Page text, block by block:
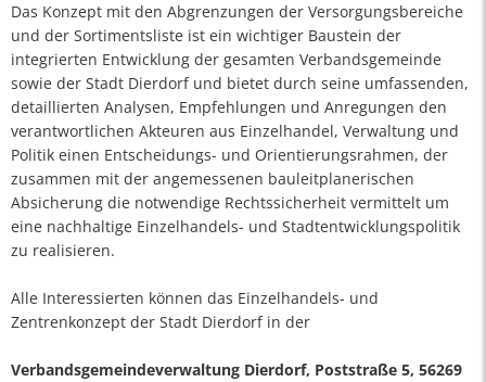
Das Konzept mit den Abgrenzungen der Versorgungsbereiche
und der Sortimentsliste ist ein wichtiger Baustein der
integrierten Entwicklung der gesamten Verbandsgemeinde
sowie der Stadt Dierdorf und bietet durch seine umfassenden,
detaillierten Analysen, Empfehlungen und Anregungen den
verantwortlichen Akteuren aus Einzelhandel, Verwaltung und
Politik einen Entscheidungs- und Orientierungsrahmen, der
zusammen mit der angemessenen bauleitplanerischen
Absicherung die notwendige Rechtssicherheit vermittelt um
eine nachhaltige Einzelhandels- und Stadtentwicklungspolitik
zu realisieren.
Alle Interessierten können das Einzelhandels- und
Zentrenkonzept der Stadt Dierdorf in der
Verbandsgemeindeverwaltung Dierdorf, Poststraße 5, 56269